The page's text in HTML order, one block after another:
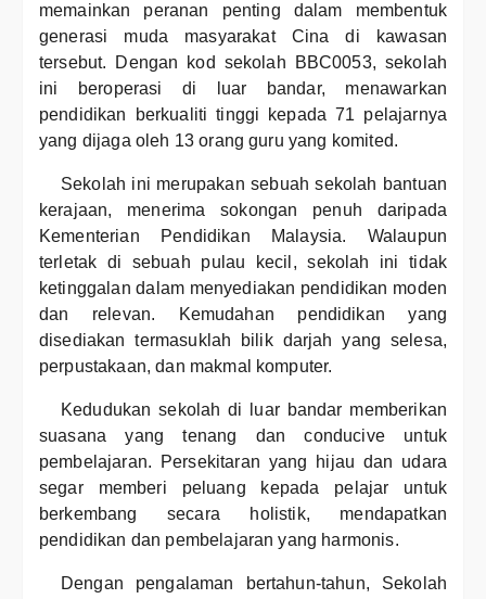
memainkan peranan penting dalam membentuk
generasi muda masyarakat Cina di kawasan
tersebut. Dengan kod sekolah BBC0053, sekolah
ini beroperasi di luar bandar, menawarkan
pendidikan berkualiti tinggi kepada 71 pelajarnya
yang dijaga oleh 13 orang guru yang komited.
Sekolah ini merupakan sebuah sekolah bantuan
kerajaan, menerima sokongan penuh daripada
Kementerian Pendidikan Malaysia. Walaupun
terletak di sebuah pulau kecil, sekolah ini tidak
ketinggalan dalam menyediakan pendidikan moden
dan relevan. Kemudahan pendidikan yang
disediakan termasuklah bilik darjah yang selesa,
perpustakaan, dan makmal komputer.
Kedudukan sekolah di luar bandar memberikan
suasana yang tenang dan conducive untuk
pembelajaran. Persekitaran yang hijau dan udara
segar memberi peluang kepada pelajar untuk
berkembang secara holistik, mendapatkan
pendidikan dan pembelajaran yang harmonis.
Dengan pengalaman bertahun-tahun, Sekolah